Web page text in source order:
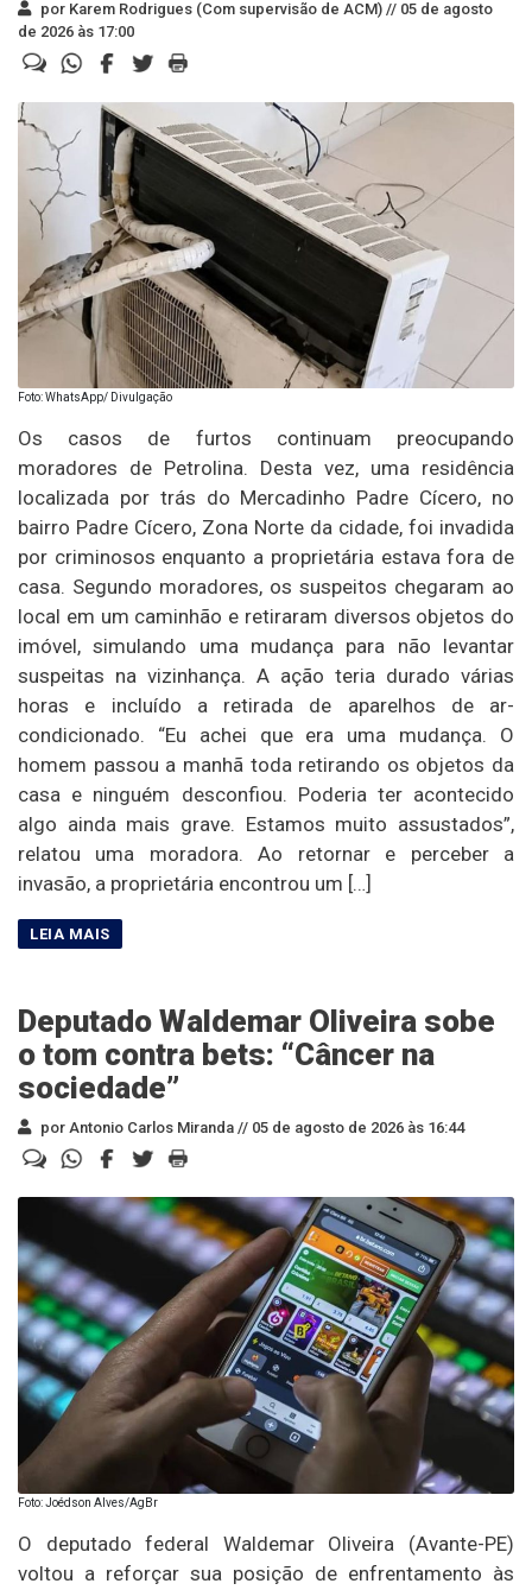
por Karem Rodrigues (Com supervisão de ACM) // 05 de agosto
de 2026 às 17:00
Foto: WhatsApp/ Divulgação
Os casos de furtos continuam preocupando
moradores de Petrolina. Desta vez, uma residência
localizada por trás do Mercadinho Padre Cícero, no
bairro Padre Cícero, Zona Norte da cidade, foi invadida
por criminosos enquanto a proprietária estava fora de
casa. Segundo moradores, os suspeitos chegaram ao
local em um caminhão e retiraram diversos objetos do
imóvel, simulando uma mudança para não levantar
suspeitas na vizinhança. A ação teria durado várias
horas e incluído a retirada de aparelhos de ar-
condicionado. “Eu achei que era uma mudança. O
homem passou a manhã toda retirando os objetos da
casa e ninguém desconfiou. Poderia ter acontecido
algo ainda mais grave. Estamos muito assustados”,
relatou uma moradora. Ao retornar e perceber a
invasão, a proprietária encontrou um […]
Deputado Waldemar Oliveira sobe
o tom contra bets: “Câncer na
sociedade”
por Antonio Carlos Miranda // 05 de agosto de 2026 às 16:44
Foto: Joédson Alves/AgBr
O deputado federal Waldemar Oliveira (Avante-PE)
voltou a reforçar sua posição de enfrentamento às